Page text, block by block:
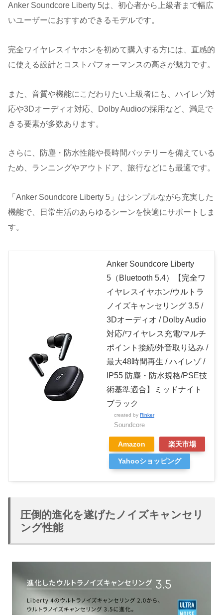
Anker Soundcore Liberty 5は、初心者から上級者まで幅広
いユーザーにおすすめできるモデルです。
完全ワイヤレスイヤホンを初めて購入する方には、直感的
に使える設計とコストパフォーマンスの高さが魅力です。
また、音質や機能にこだわりたい上級者にも、ハイレゾ対
応や3Dオーディオ対応、Dolby Audioの採用など、満足で
きる要素が多数あります。
さらに、防塵・防水性能や長時間バッテリーを備えている
ため、ランニングやアウトドア、旅行などにも最適です。
「Anker Soundcore Liberty 5」はシンプルながら充実した
機能で、日常生活のあらゆるシーンを快適にサポートしま
す。
Anker Soundcore Liberty
5（Bluetooth 5.4）【完全ワ
イヤレスイヤホン/ウルトラ
ノイズキャンセリング 3.5 /
3Dオーディオ / Dolby Audio
対応/ワイヤレス充電/マルチ
ポイント接続/外音取り込み /
最大48時間再生 / ハイレゾ /
IP55 防塵・防水規格/PSE技
術基準適合】ミッドナイト
ブラック
created by Rinker
Soundcore
Amazon 楽天市場
Yahooショッピング
圧倒的進化を遂げたノイズキャンセリ
ング性能